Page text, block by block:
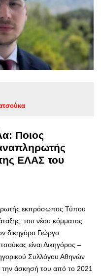
Ποιος
ΕΛΑΣ του
εκπρόσωπος Τύπου
του νέου κόμματος
δικηγόρο Γιώργο
είναι Δικηγόρος –
Συλλόγου Αθηνών
την άσκησή του από το 2021